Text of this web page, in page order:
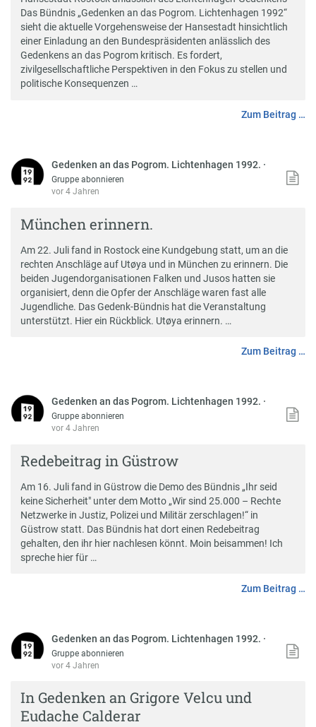
Das Bündnis „Gedenken an das Pogrom. Lichtenhagen 1992“
sieht die aktuelle Vorgehensweise der Hansestadt hinsichtlich
einer Einladung an den Bundespräsidenten anlässlich des
Gedenkens an das Pogrom kritisch. Es fordert,
zivilgesellschaftliche Perspektiven in den Fokus zu stellen und
politische Konsequenzen …
Zum Beitrag …
Gedenken an das Pogrom. Lichtenhagen 1992. ·
Gruppe abonnieren
vor 4 Jahren
München erinnern.
Am 22. Juli fand in Rostock eine Kundgebung statt, um an die
rechten Anschläge auf Utøya und in München zu erinnern. Die
beiden Jugendorganisationen Falken und Jusos hatten sie
organisiert, denn die Opfer der Anschläge waren fast alle
Jugendliche. Das Gedenk-Bündnis hat die Veranstaltung
unterstützt. Hier ein Rückblick. Utøya erinnern. …
Zum Beitrag …
Gedenken an das Pogrom. Lichtenhagen 1992. ·
Gruppe abonnieren
vor 4 Jahren
Redebeitrag in Güstrow
Am 16. Juli fand in Güstrow die Demo des Bündnis „Ihr seid
keine Sicherheit" unter dem Motto „Wir sind 25.000 – Rechte
Netzwerke in Justiz, Polizei und Militär zerschlagen!“ in
Güstrow statt. Das Bündnis hat dort einen Redebeitrag
gehalten, den ihr hier nachlesen könnt. Moin beisammen! Ich
spreche hier für …
Zum Beitrag …
Gedenken an das Pogrom. Lichtenhagen 1992. ·
Gruppe abonnieren
vor 4 Jahren
In Gedenken an Grigore Velcu und
Eudache Calderar